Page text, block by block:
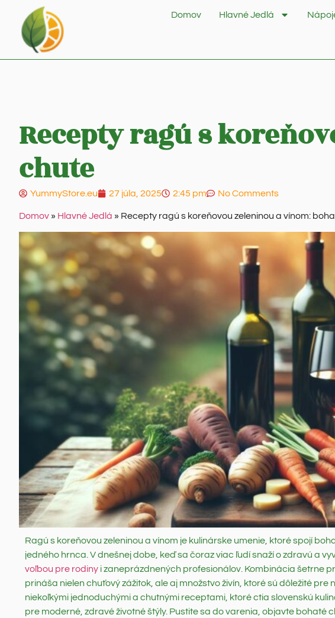
Domov Hlavné Jedlá
Recepty ragú s
chute
YummyStore.eu 27 júla, 2025 2:45 pm No Comments
Domov » Hlavné Jedlá » Recepty ragú s koreňovou zeleninou a vínom:
Ragú s koreňovou zeleninou a vínom je kulinárske umenie, ktoré spojí
jedného hrnca. V dnešnej dobe, keď sa čoraz viac ľudí snaží o zdravú a
voľbou pre rodiny i zaneprázdnených profesionálov. Kombinácia šetrne
prináša nielen chuťový zážitok, ale aj množstvo živín, ktoré sú dôležité pre
niekoľkými jednoduchými a chutnými receptami, ktoré ctia slovenskú
pre moderné, zdravé životné štýly. Pustite sa do varenia, objavte bohaté